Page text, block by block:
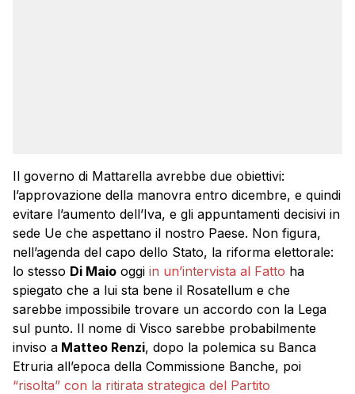
Il governo di Mattarella avrebbe due obiettivi:
l’approvazione della manovra entro dicembre, e quindi
evitare l’aumento dell’Iva, e gli appuntamenti decisivi in
sede Ue che aspettano il nostro Paese. Non figura,
nell’agenda del capo dello Stato, la riforma elettorale:
lo stesso Di Maio oggi in un’intervista al Fatto ha
spiegato che a lui sta bene il Rosatellum e che
sarebbe impossibile trovare un accordo con la Lega
sul punto. Il nome di Visco sarebbe probabilmente
inviso a Matteo Renzi, dopo la polemica su Banca
Etruria all’epoca della Commissione Banche, poi
“risolta” con la ritirata strategica del Partito